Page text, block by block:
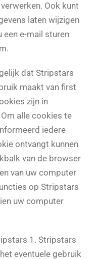
Ook kunt
laten wijzigen
een e-mail sturen
dat Stripstars
maakt van first
zijn in
alle cookies te
iedere
ontvangt kunnen
van de browser
van uw computer
op Stripstars
uw computer
1. Stripstars
eventuele gebruik